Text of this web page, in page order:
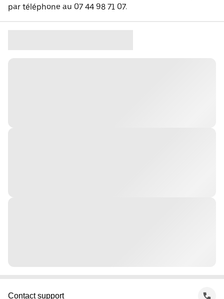
par téléphone au 07 44 98 71 07.
Contact support